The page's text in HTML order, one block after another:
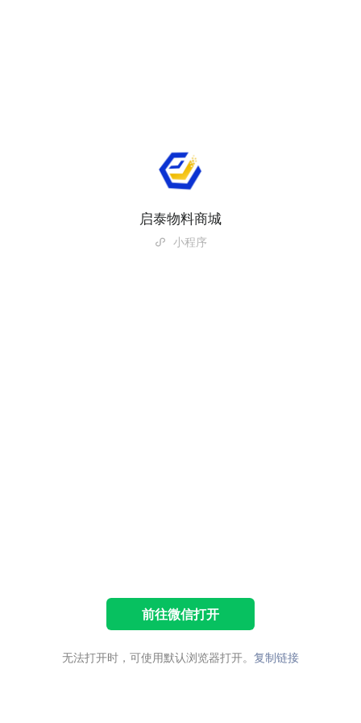
启泰物料商城
小程序
前往微信打开
无法打开时，可使用默认浏览器打开。 复制链接